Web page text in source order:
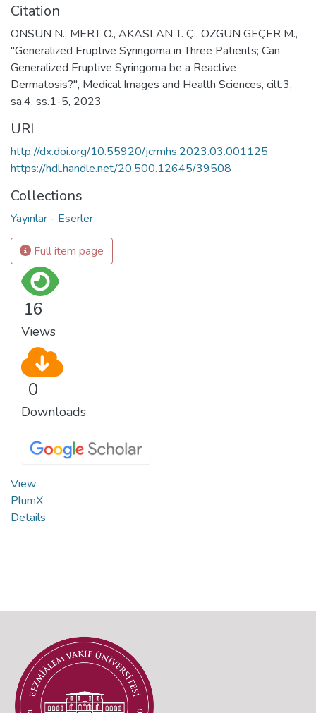
Citation
ONSUN N., MERT Ö., AKASLAN T. Ç., ÖZGÜN GEÇER M.,
"Generalized Eruptive Syringoma in Three Patients; Can
Generalized Eruptive Syringoma be a Reactive
Dermatosis?", Medical Images and Health Sciences, cilt.3,
sa.4, ss.1-5, 2023
URI
http://dx.doi.org/10.55920/jcrmhs.2023.03.001125
https://hdl.handle.net/20.500.12645/39508
Collections
Yayınlar - Eserler
Full item page
16
Views
0
Downloads
View
PlumX
Details